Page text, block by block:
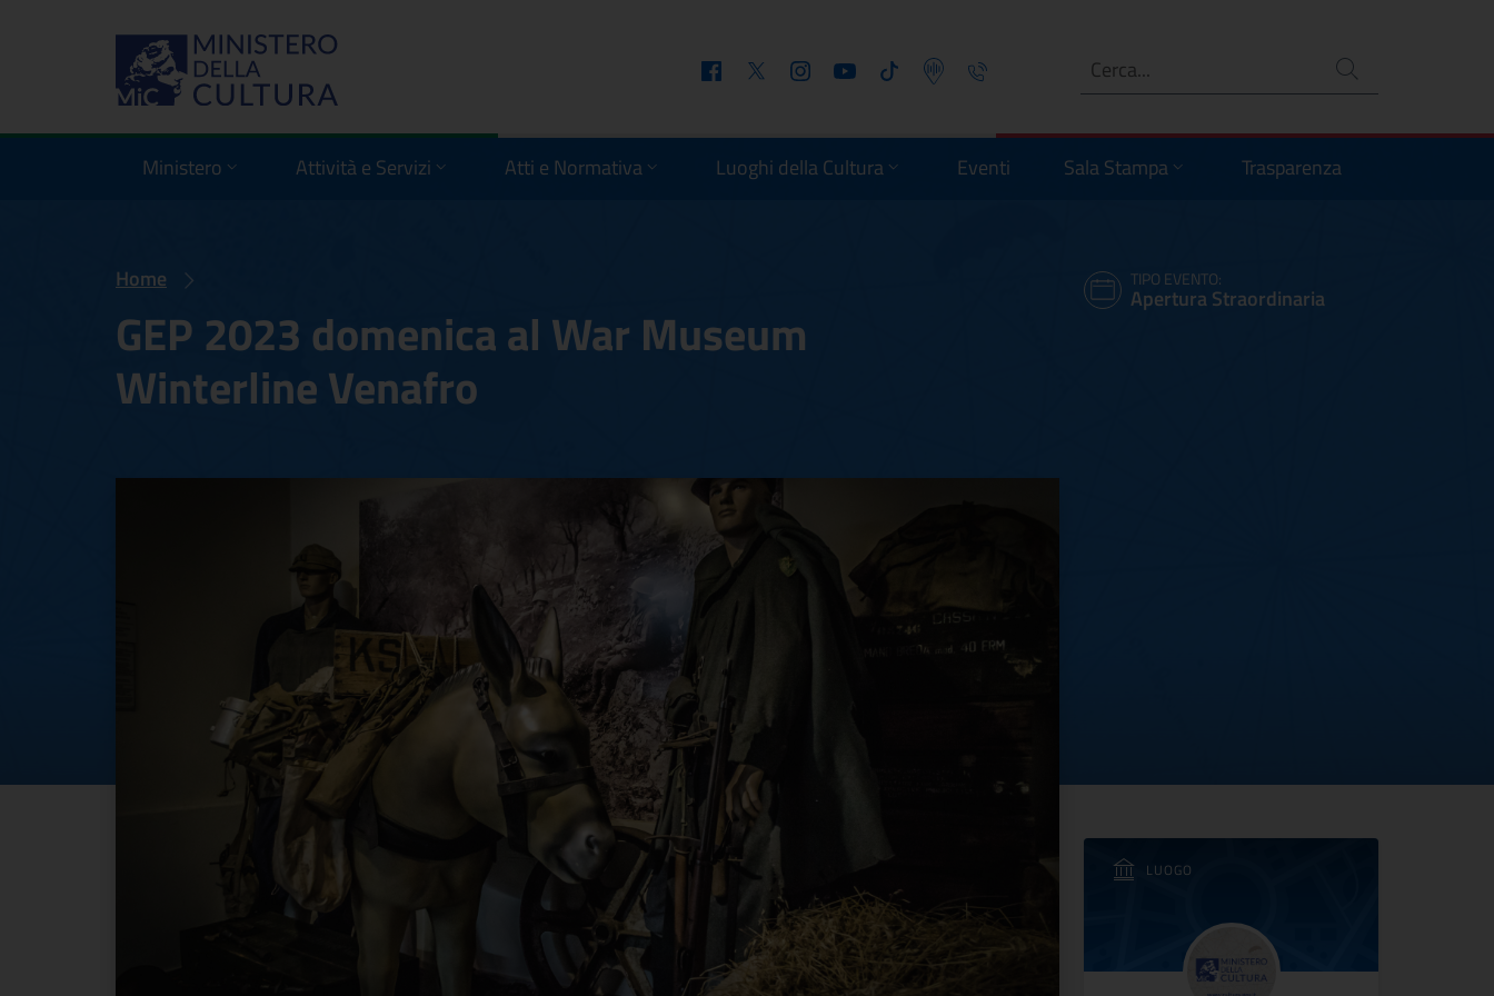
FacebookTwitter InstagramYoutube Tiktok Podcast Telefono Ricerca
Ministero Attività e Servizi Atti e Normativa Luoghi della Cultura Eventi Sala Stampa Trasparenza
Home
GEP 2023 domenica al War Museum
Winterline Venafro
TIPO EVENTO:
Apertura Straordinaria
GEP 2023 domenica al War Museum Winterline Venafro
LUOGO